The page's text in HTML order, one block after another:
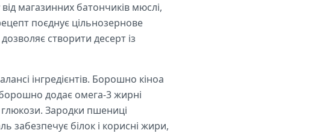
магазинних батончиків мюслі,
поєднує цільнозернове
створити десерт із
інгредієнтів. Борошно кіноа
борошно додає омега-3 жирні
Зародки пшениці
забезпечує білок і корисні жири,